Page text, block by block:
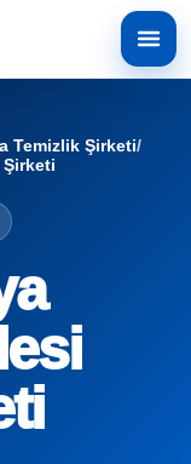
Temizlik Şirketi/